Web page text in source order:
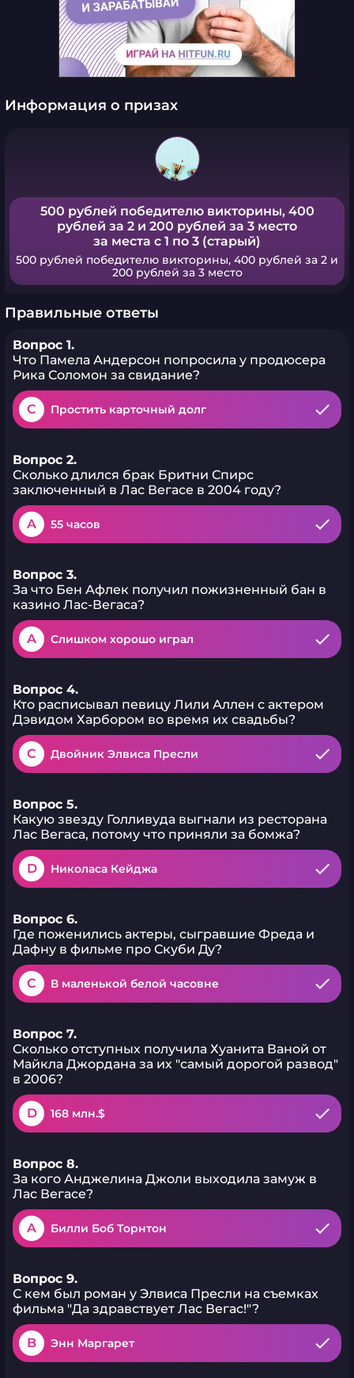
Информация о призах
500 рублей победителю викторины, 400
рублей за 2 и 200 рублей за 3 место
за места с 1 по 3 (старый)
500 рублей победителю викторины, 400 рублей за 2 и
200 рублей за 3 место
Правильные ответы
Вопрос 1.
Что Памела Андерсон попросила у продюсера
Рика Соломон за свидание?
C Простить карточный долг
Вопрос 2.
Сколько длился брак Бритни Спирс
заключенный в Лас Вегасе в 2004 году?
A 55 часов
Вопрос 3.
За что Бен Афлек получил пожизненный бан в
казино Лас-Вегаса?
A Слишком хорошо играл
Вопрос 4.
Кто расписывал певицу Лили Аллен с актером
Дэвидом Харбором во время их свадьбы?
C Двойник Элвиса Пресли
Вопрос 5.
Какую звезду Голливуда выгнали из ресторана
Лас Вегаса, потому что приняли за бомжа?
D Николаса Кейджа
Вопрос 6.
Где поженились актеры, сыгравшие Фреда и
Дафну в фильме про Скуби Ду?
C В маленькой белой часовне
Вопрос 7.
Сколько отступных получила Хуанита Ваной от
Майкла Джордана за их "самый дорогой развод"
в 2006?
D 168 млн.$
Вопрос 8.
За кого Анджелина Джоли выходила замуж в
Лас Вегасе?
A Билли Боб Торнтон
Вопрос 9.
С кем был роман у Элвиса Пресли на съемках
фильма "Да здравствует Лас Вегас!"?
B Энн Маргарет